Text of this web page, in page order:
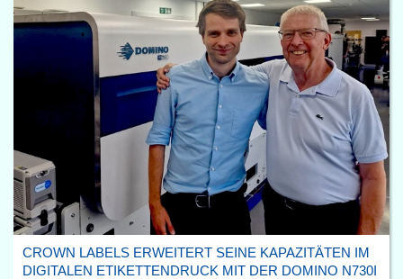
CROWN LABELS ERWEITERT SEINE KAPAZITÄTEN IM
DIGITALEN ETIKETTENDRUCK MIT DER DOMINO N730I